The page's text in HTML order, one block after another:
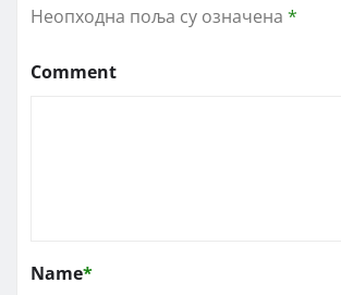
Неопходна поља су означена *
Comment
Name*